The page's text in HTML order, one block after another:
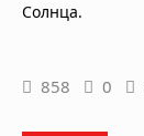
Солнца.
858 0